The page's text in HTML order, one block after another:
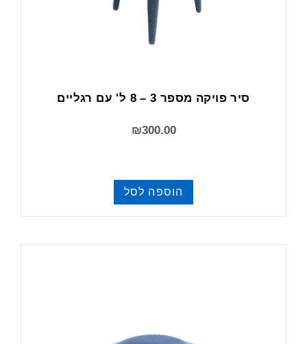
סיר פויקה מספר 3 – 8 ל' עם רגליים
₪300.00
הוספה לסל